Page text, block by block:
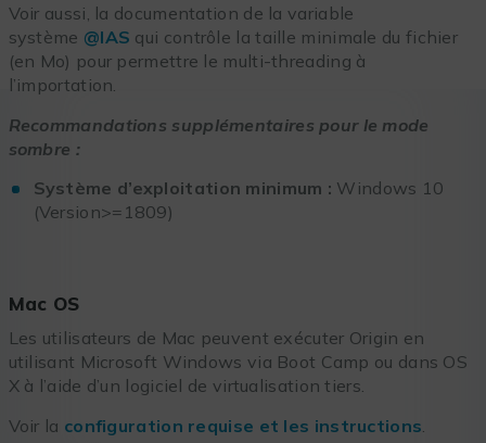
Voir aussi, la documentation de la variable
système @IAS qui contrôle la taille minimale du fichier
(en Mo) pour permettre le multi-threading à
l’importation.
Recommandations supplémentaires pour le mode
sombre :
Système d’exploitation minimum : Windows 10
(Version>=1809)
Mac OS
Les utilisateurs de Mac peuvent exécuter Origin en
utilisant Microsoft Windows via Boot Camp ou dans OS
X à l’aide d’un logiciel de virtualisation tiers.
Voir la configuration requise et les instructions